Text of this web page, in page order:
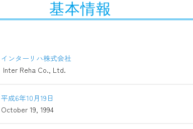
基本情報
インターリハ株式会社
Inter Reha Co., Ltd.
平成6年10月19日
October 19, 1994